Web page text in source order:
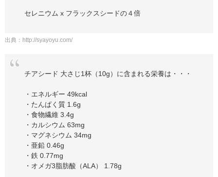
セレニウム x フラックスシードの４倍
出典： http://syayoyu.com/
チアシード 大さじ1杯（10g）に含まれる栄養は・・・
・エネルギー 49kcal
・たんぱく質 1.6g
・食物繊維 3.4g
・カルシウム 63mg
・マグネシウム 34mg
・亜鉛 0.46g
・鉄 0.77mg
・オメガ3脂肪酸（ALA） 1.78g